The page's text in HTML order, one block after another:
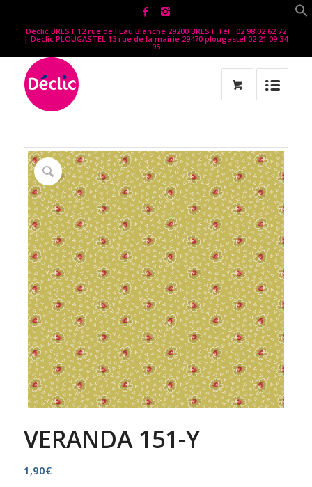
Déclic BREST 12 rue de l'Eau Blanche 29200 BREST Tél : 02 98 02 62 72
| Declic PLOUGASTEL 13 rue de la mairie 29470 plougastel 02 21 09 34
95
VERANDA 151-Y
1,90€